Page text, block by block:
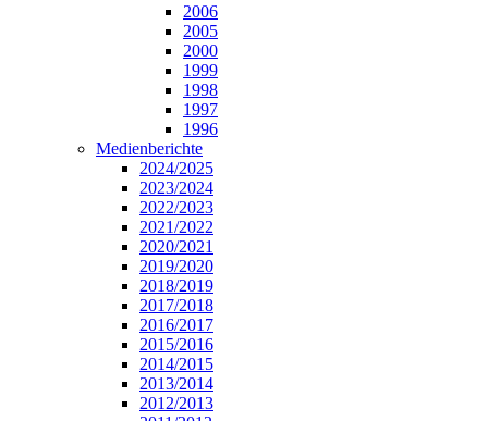
2006
2005
2000
1999
1998
1997
1996
Medienberichte
2024/2025
2023/2024
2022/2023
2021/2022
2020/2021
2019/2020
2018/2019
2017/2018
2016/2017
2015/2016
2014/2015
2013/2014
2012/2013